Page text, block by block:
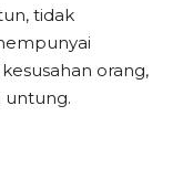
tidak
orang,
untung.